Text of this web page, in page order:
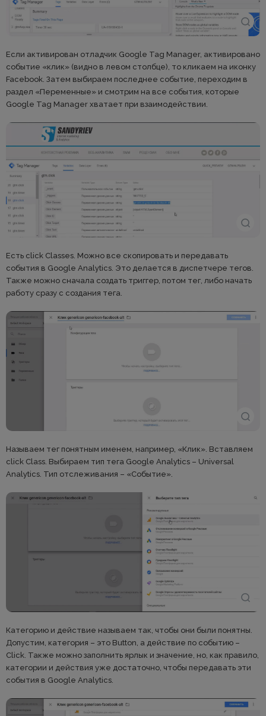
Если активирован отладчик Google Tag Manager, активировано
событие «клик» (видно в левом столбце), то кликаем на иконку
Facebook. Затем выбираем последнее событие, переходим в
раздел «Переменные» и смотрим на все события, которые
Google Tag Manager хватает при взаимодействии.
Есть click Classes. Можно все скопировать и передавать
события в Google Analytics. Это делается в диспетчере тегов.
Также можно сначала создать триггер, потом тег, либо начать
работу сразу с создания тега.
Называем тег понятным именем, например, «Клик». Вставляем
click Class. Выбираем тип тега Google Analytics – Universal
Analytics. Тип отслеживания – «Событие».
Категорию и действие называем так, чтобы они были понятны.
Допустим, категория – это Button, а действие по событию –
Click. Также можно заполнить ярлык и значение, но, как правило,
категории и действия уже достаточно, чтобы передавать эти
события в Google Analytics.